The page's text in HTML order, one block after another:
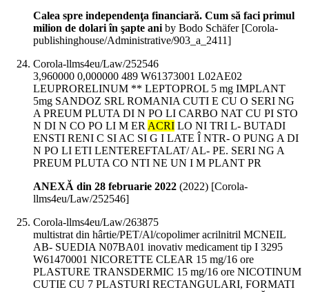
Calea spre independenţa financiară. Cum să faci primul
milion de dolari în şapte aniby Bodo Schäfer [Corola-
publishinghouse/Administrative/903_a_2411]
Corola-llms4eu/Law/252546
3,960000 0,000000 489 W61373001 L02AE02
LEUPRORELINUM ** LEPTOPROL 5 mg IMPLANT
5mg SANDOZ SRL ROMANIA CUTI E CU O SERI NG
A PREUM PLUTA DI N PO LI CARBO NAT CU PI STO
N DI N CO PO LI M ERACRI LO NI TRI L- BUTADI
ENSTI RENI C SI AC SI G I LATE Î NTR- O PUNG A DI
N PO LI ETI LENTEREFTALAT/ AL- PE. SERI NG A
PREUM PLUTA CO NTI NE UN I M PLANT PR
ANEXĂ din 28 februarie 2022 (2022) [Corola-
llms4eu/Law/252546]
Corola-llms4eu/Law/263875
multistrat din hârtie/PET/Al/copolimer acrilnitril MCNEIL
AB- SUEDIA N07BA01 inovativ medicament tip I 3295
W61470001 NICORETTE CLEAR 15 mg/16 ore
PLASTURE TRANSDERMIC 15 mg/16 ore NICOTINUM
CUTIE CU 7 PLASTURI RECTANGULARI, FORMATI